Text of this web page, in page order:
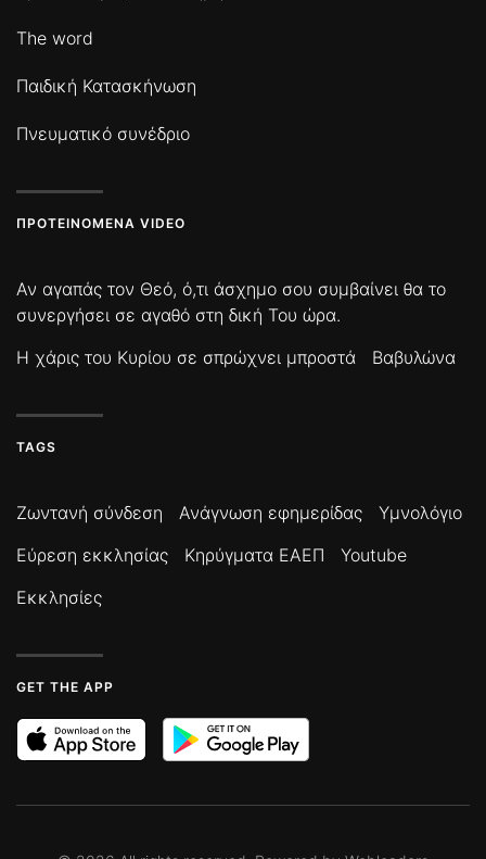
The word
Παιδική Κατασκήνωση
Πνευματικό συνέδριο
ΠΡΟΤΕΙΝΌΜΕΝΑ VIDEO
Αν αγαπάς τον Θεό, ό,τι άσχημο σου συμβαίνει θα το
συνεργήσει σε αγαθό στη δική Του ώρα.
Η χάρις του Κυρίου σε σπρώχνει μπροστά
Βαβυλώνα
TAGS
Ζωντανή σύνδεση Ανάγνωση εφημερίδας
Υμνολόγιο
Εύρεση εκκλησίας
Κηρύγματα ΕΑΕΠ
Youtube
Εκκλησίες
GET THE APP